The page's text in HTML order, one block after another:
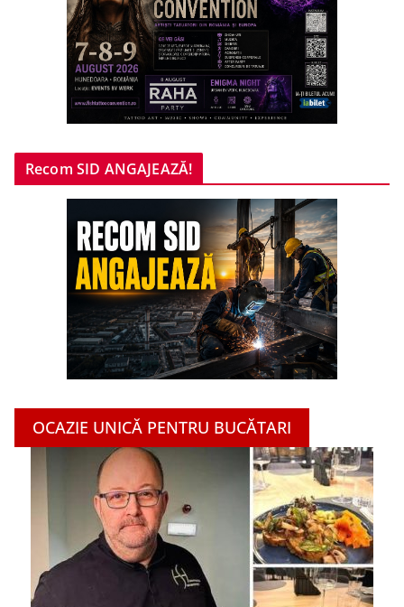
Recom SID ANGAJEAZĂ!
OCAZIE UNICĂ PENTRU BUCĂTARI